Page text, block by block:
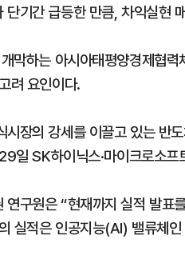
단기간 급등한 만큼, 차익실현
막하는 아시아태평양경제협
려 요인이다.
시장의 강세를 이끌고 있는 반
일 SK하이닉스·마이크로소
연구원은 “현재까지 실적 발
실적은 인공지능(AI) 밸류체